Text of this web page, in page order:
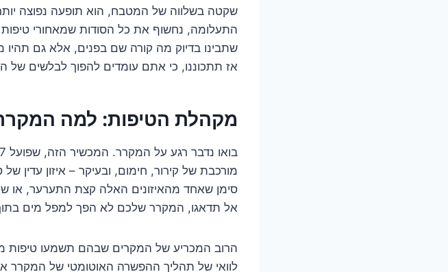
שקטה בשלווה של המטבח, הוא תופעה נפוצה
התעלומה, נחשוף את כל הסודות שמאחורי
שתבינו בדיוק מה קורה שם בפנים, אלא גם
אז תתכוננו, כי אתם עומדים להפוך לבלשים של
מקהלת הטיפות: למה
מורכבת של קירור, חימום, ובעיקר – איזון עדין
סימן שאחד מהאיזונים האלה קצת התערער, או
אל תדאגו, המקרר שלכם לא הפך למפל מים בתוך
הרוב המכריע של המקרים שבהם תשמעו טיפות
לוואי של תהליך ההפשרה האוטומטי של המקרר